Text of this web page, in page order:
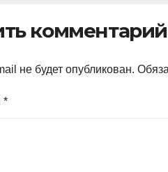
комментарий
не будет опубликован.
*